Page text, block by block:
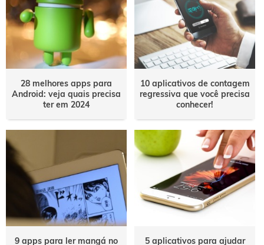
28 melhores apps para
Android: veja quais precisa
ter em 2024
10 aplicativos de contagem
regressiva que você precisa
conhecer!
9 apps para ler mangá no
5 aplicativos para ajudar